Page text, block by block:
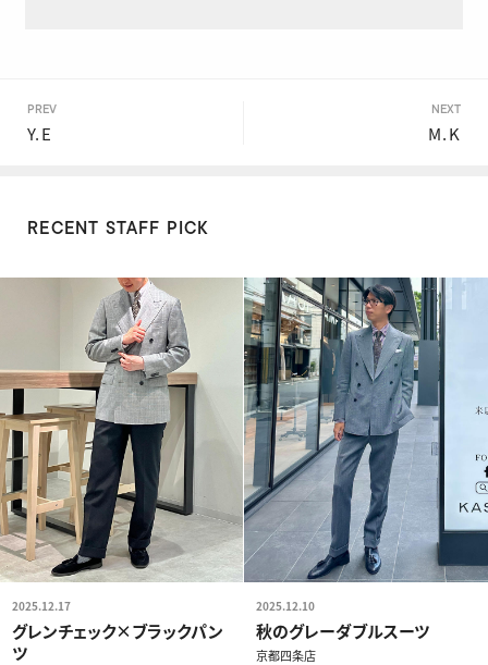
PREV
Y.E
NEXT
M.K
RECENT STAFF PICK
2025.12.17
グレンチェック×ブラックパン
ツ
2025.12.10
秋のグレーダブルスーツ
京都四条店